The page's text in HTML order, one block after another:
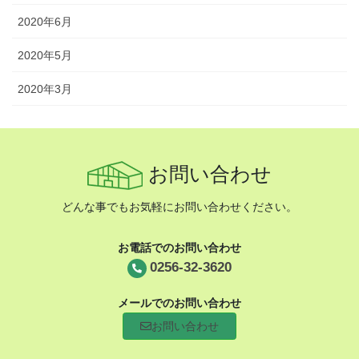
2020年6月
2020年5月
2020年3月
お問い合わせ
どんな事でもお気軽にお問い合わせください。
お電話でのお問い合わせ
0256-32-3620
メールでのお問い合わせ
お問い合わせ